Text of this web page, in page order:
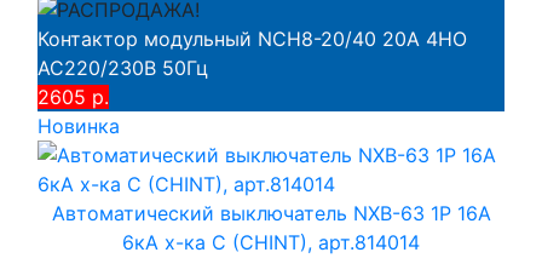
Контактор модульный NCH8-20/40 20A 4НО
AC220/230В 50Гц
2605 р.
Новинка
Автоматический выключатель NXB-63 1P 16A
6кА х-ка C (CHINT), арт.814014